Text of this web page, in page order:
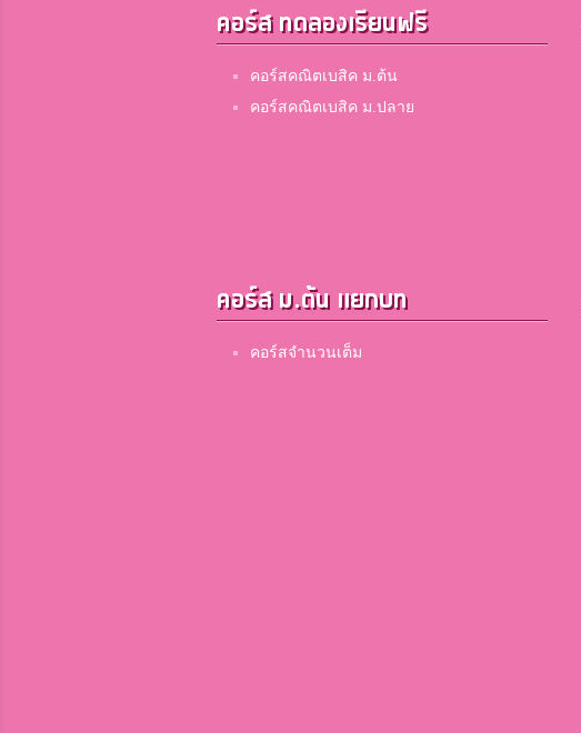
คอร์ส ทดลองเรียนฟรี
คอร์สคณิตเบสิค ม.ต้น
คอร์สคณิตเบสิค ม.ปลาย
คอร์ส ม.ต้น แยกบท
คอร์สจำนวนเต็ม